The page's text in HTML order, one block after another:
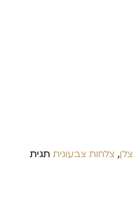
, צלחות צבעונית תגית